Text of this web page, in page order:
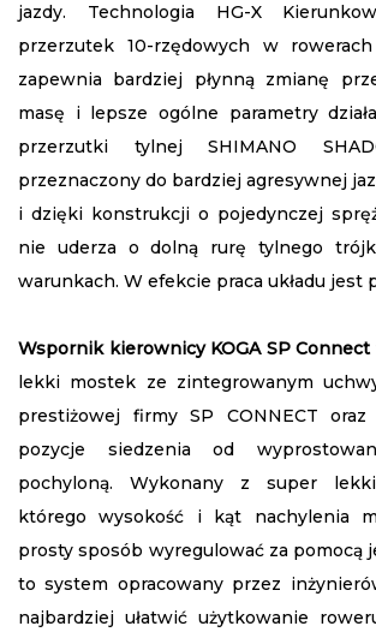
jazdy. Technologia HG-X
przerzutek 10-rzędowych w
zapewnia bardziej płynną zmianę
masę i lepsze ogólne parametry
przerzutki tylnej SHIMANO
przeznaczony do bardziej agresywnej
i dzięki konstrukcji o pojedynczej
nie uderza o dolną rurę tylnego
warunkach. W efekcie praca układu jest
Wspornik kierownicy KOGA SP Connect
lekki mostek ze zintegrowanym
prestiżowej firmy SP CONNECT oraz
pozycje siedzenia od
pochyloną. Wykonany z super
którego wysokość i kąt nachylenia
prosty sposób wyregulować za pomocą
to system opracowany przez
najbardziej ułatwić użytkowanie